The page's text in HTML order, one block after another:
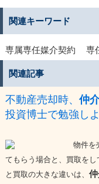
関連キーワード
専属専任媒介契約 専
関連記事
不動産売却時、 仲
投資博士で勉強し
物件を
てもらう場合と、買取を
と買取の大きな違いは、